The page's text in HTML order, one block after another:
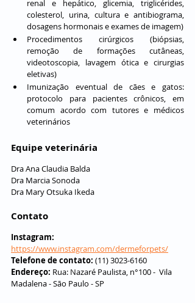
renal e hepático, glicemia, triglicérides,
colesterol, urina, cultura e antibiograma,
dosagens hormonais e exames de imagem)
Procedimentos cirúrgicos (biópsias,
remoção de formações cutâneas,
videotoscopia, lavagem ótica e cirurgias
eletivas)
Imunização eventual de cães e gatos:
protocolo para pacientes crônicos, em
comum acordo com tutores e médicos
veterinários
Equipe veterinária
Dra Ana Claudia Balda
Dra Marcia Sonoda
Dra Mary Otsuka Ikeda
Contato
Instagram:
https://www.instagram.com/dermeforpets/
Telefone de contato: (11) 3023-6160
Endereço: Rua: Nazaré Paulista, n°100 -  Vila
Madalena - São Paulo - SP